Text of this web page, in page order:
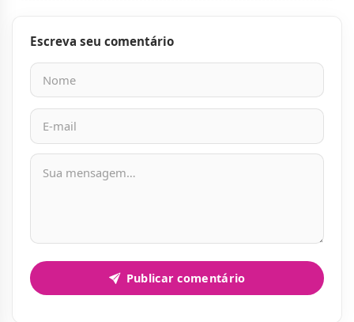
Escreva seu comentário
Nome
E-mail
Mensagem
Publicar comentário